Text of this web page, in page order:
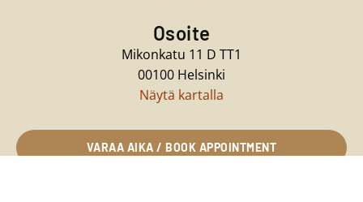
Osoite
Mikonkatu 11 D TT1
00100 Helsinki
Näytä kartalla
VARAA AIKA / BOOK APPOINTMENT